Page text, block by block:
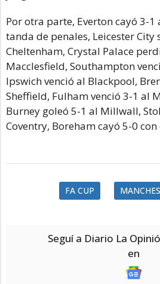
Por otra parte, Everton cayó 3-
tanda de penales, Leicester City
Cheltenham, Crystal Palace
Macclesfield, Southampton
Ipswich venció al Blackpool,
Sheffield, Fulham venció 3-1 al
Burney goleó 5-1 al Millwall,
Coventry, Boreham cayó 5-0
FA CUP
Seguí a Diario La
en